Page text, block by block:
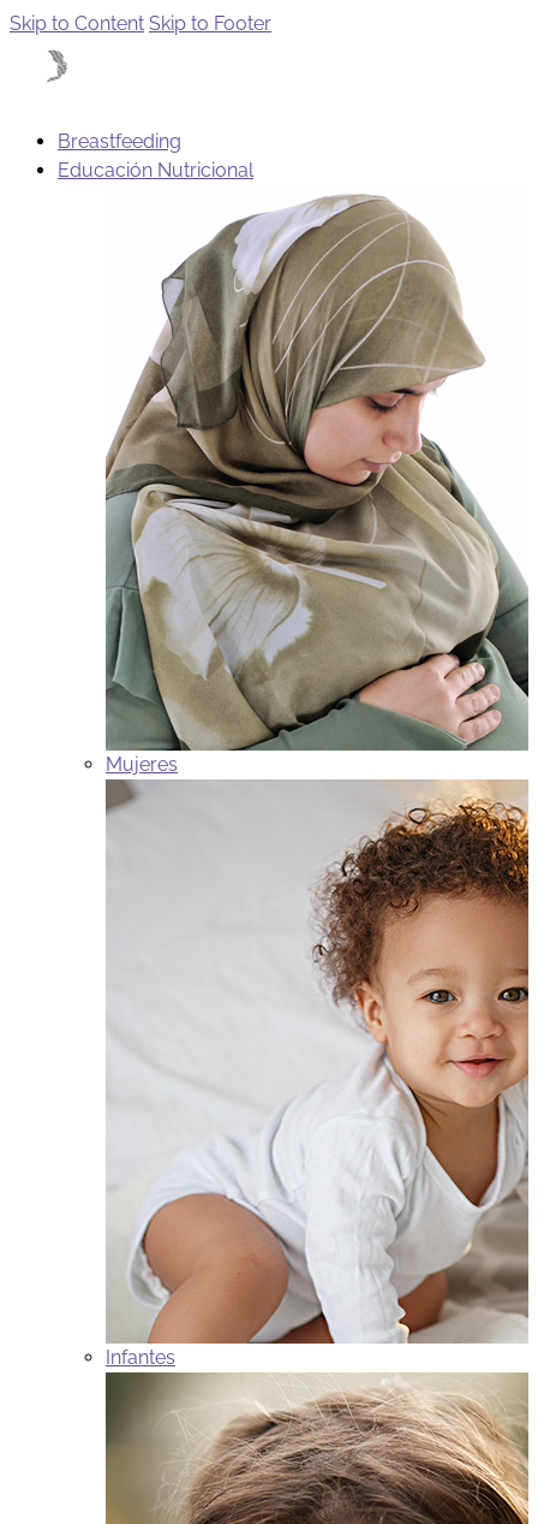
Skip to Content Skip to Footer
Breastfeeding
Educación Nutricional
Mujeres
Infantes